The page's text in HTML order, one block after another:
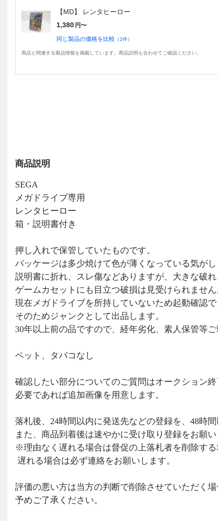
【MD】 レンタヒーロー
1,380 円〜
同じ製品の価格を比較 （2件）
商品と関連する製品情報を掲載しています。商品説明も合わせてご確認ください。
商品説明